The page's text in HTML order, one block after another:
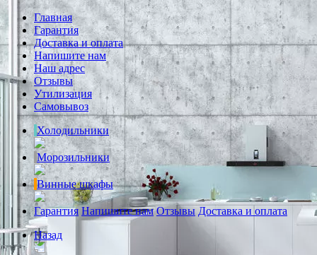
Главная
Гарантия
Доставка и оплата
Напишите нам
Наш адрес
Отзывы
Утилизация
Самовывоз
Холодильники
Морозильники
Винные шкафы
Гарантия Напишите нам Отзывы Доставка и оплата
Назад